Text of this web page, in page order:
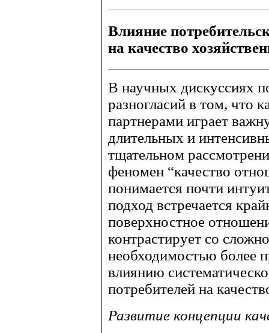
Влияние
на качество
В научных дискуссиях
разногласий в том, что
партнерами играет
длительных и
тщательном
феномен “качество
понимается почти
подход встречается
поверхностное
контрастирует со
необходимостью более
влиянию
потребителей на
Развитие концепции